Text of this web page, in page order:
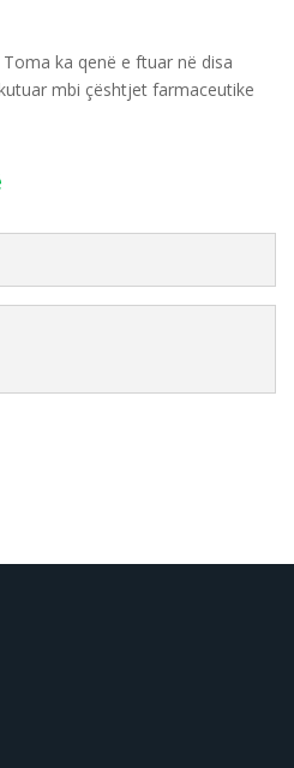
ka qenë e ftuar në disa
mbi çështjet farmaceutike